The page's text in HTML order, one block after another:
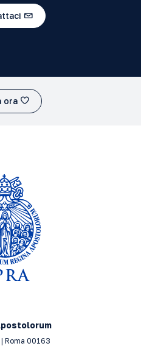
ora
Roma 00163